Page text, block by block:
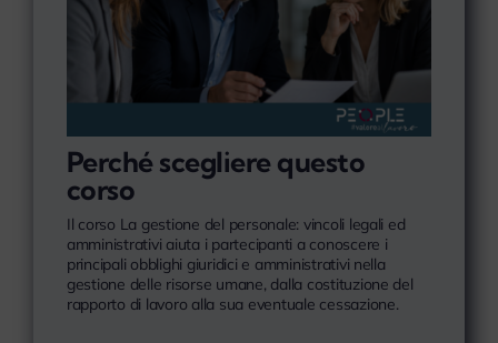
Perché scegliere questo
corso
Il corso La gestione del personale: vincoli legali ed
amministrativi aiuta i partecipanti a conoscere i
principali obblighi giuridici e amministrativi nella
gestione delle risorse umane, dalla costituzione del
rapporto di lavoro alla sua eventuale cessazione.